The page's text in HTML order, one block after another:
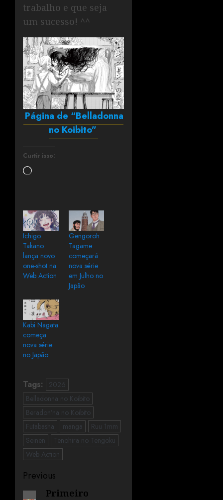
trabalho e que seja
um sucesso! ^^
Página de “Belladonna
no Koibito”
Curtir isso:
Ichigo
Takano
lança novo
one-shot na
Web Action
Gengoroh
Tagame
começará
nova série
em Julho no
Japão
Kabi Nagata
começa
nova série
no Japão
Tags:
2026
Belladonna no Koibito
Beradon’na no Koibito
Futabasha
manga
Ruu 1mm
Seinen
Tenohira no Tengoku
Web Action
Previous
Primeiro